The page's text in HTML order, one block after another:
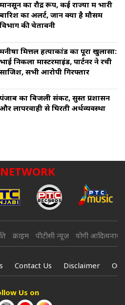
मानसून का रौद्र रूप, कई राज्यों में भारी
बारिश का अलर्ट, जानें क्या है मौसम
विभाग की चेतावनी
मनीषा मित्तल हत्याकांड का पूरा खुलासा:
भाई निकला मास्टरमाइंड, पार्टनर ने रची
साजिश, सभी आरोपी गिरफ्तार
पंजाब का बिजली संकट, सुस्त प्रशासन
और लापरवाही से घिरती अर्थव्यवस्था
क्राइम पीटीसी न्यूज़ योगी आदित्यनाथ
Contact Us Disclaimer
Us on